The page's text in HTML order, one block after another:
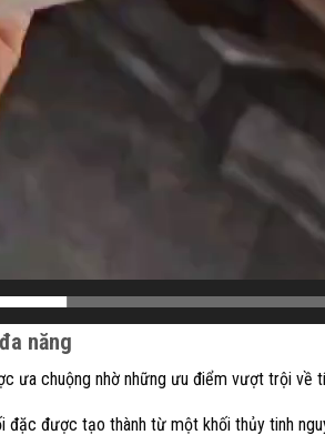
năng
ưa chuộng nhờ những ưu điểm vượt trội về
đặc được tạo thành từ một khối thủy tinh